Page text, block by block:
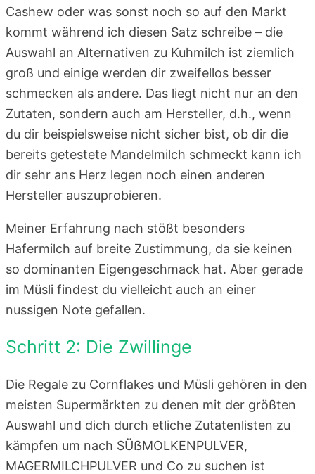
Cashew oder was sonst noch so auf den Markt
kommt während ich diesen Satz schreibe – die
Auswahl an Alternativen zu Kuhmilch ist ziemlich
groß und einige werden dir zweifellos besser
schmecken als andere. Das liegt nicht nur an den
Zutaten, sondern auch am Hersteller, d.h., wenn
du dir beispielsweise nicht sicher bist, ob dir die
bereits getestete Mandelmilch schmeckt kann ich
dir sehr ans Herz legen noch einen anderen
Hersteller auszuprobieren.
Meiner Erfahrung nach stößt besonders
Hafermilch auf breite Zustimmung, da sie keinen
so dominanten Eigengeschmack hat. Aber gerade
im Müsli findest du vielleicht auch an einer
nussigen Note gefallen.
Schritt 2: Die Zwillinge
Die Regale zu Cornflakes und Müsli gehören in den
meisten Supermärkten zu denen mit der größten
Auswahl und dich durch etliche Zutatenlisten zu
kämpfen um nach SÜẞMOLKENPULVER,
MAGERMILCHPULVER und Co zu suchen ist